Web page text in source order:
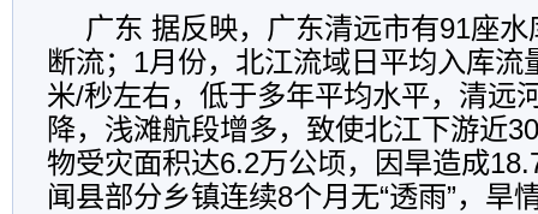
广东 据反映，广东清远市有91座
断流；1月份，北江流域日平均入库流
米/秒左右，低于多年平均水平，清远
降，浅滩航段增多，致使北江下游近
物受灾面积达6.2万公顷，因旱造成
闻县部分乡镇连续8个月无“透雨”，旱